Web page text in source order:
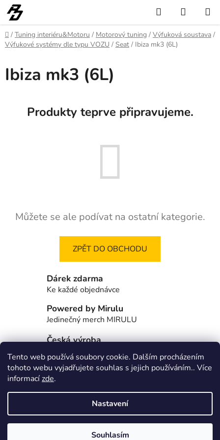
Tento web používá soubory cookie. Dalším procházením
tohoto webu vyjadřujete souhlas s jejich používáním.. Více
informacízde.
Nastavení
Souhlasím
Přejít
na
obsah
Hledat
KOŠÍK
Domů
/ Tuning interiéru&Motoru / Motorový tuning / Výfuková soustava /
Výfukové systémy dle typu VOZU / Seat / Ibiza mk3 (6L)
Ibiza mk3 (6L)
Produkty teprve připravujeme.
Můžete se ale podívat na ostatní kategorie.
ZPĚT DO OBCHODU
Dárek zdarma
Ke každé objednávce
Powered by Mirulu
Jedinečný merch MIRULU
Česká výroba
Většinu produktů si vyrábíme sami
Škoda Fabia Club -FORUM
Vytvořil Shoptet
Robstydesign